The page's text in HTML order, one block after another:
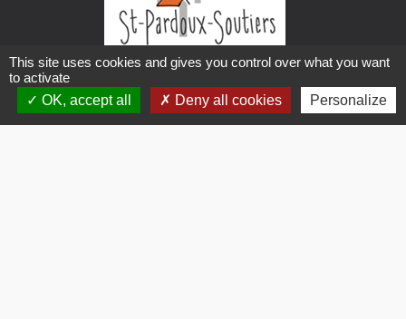
Mairie de Saint-Pardoux-Soutiers
2 impasse des écoliers
79310 Saint-Pardoux-Soutiers
This site uses cookies and gives you control over what you want
to activate
OK, accept all
Deny all cookies Personalize